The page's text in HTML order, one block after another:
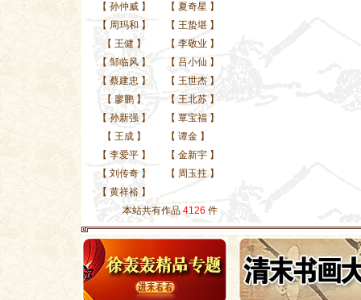
【 孙仲威】 【 夏奇星 】
【 周玛和 】 【 王蛰堪 】
【 王健】 【 李敬业 】
【 邹临风】 【 吕小仙 】
【 蔡建忠 】 【 王世杰 】
【 廖鹏】 【 王北苏 】
【 孙新强】 【 覃宝福 】
【 王成】 【 谭金 】
【 李爱平】 【 金新宇 】
【 刘传奇】 【 周玉拄 】
【 黄祥裕】
本站共有作品 4126 件